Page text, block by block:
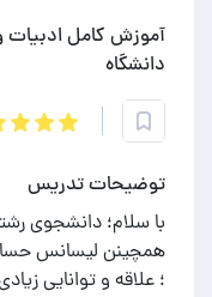
آموزش کامل ادبیات و
دانشگاه
توضیحات تدریس
با سلام؛ دانشجوی
؛ علاقه و توانایی